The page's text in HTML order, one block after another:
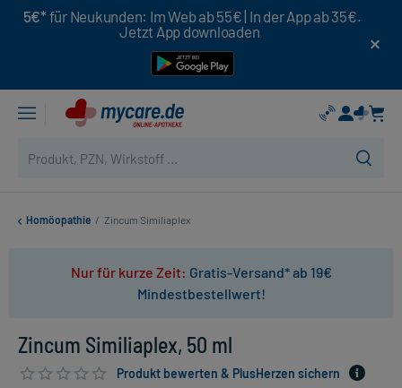
5€* für Neukunden: Im Web ab 55€ | In der App ab 35€.
Jetzt App downloaden
Homöopathie / Zincum Similiaplex
Nur für kurze Zeit: Gratis-Versand* ab 19€
Mindestbestellwert!
Zincum Similiaplex, 50 ml
Produkt bewerten & PlusHerzen sichern